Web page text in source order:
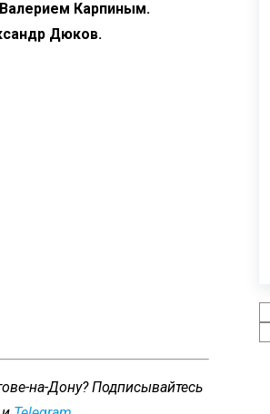
Валерием Карпиным.
Дюков.
на-Дону? Подписывайтесь